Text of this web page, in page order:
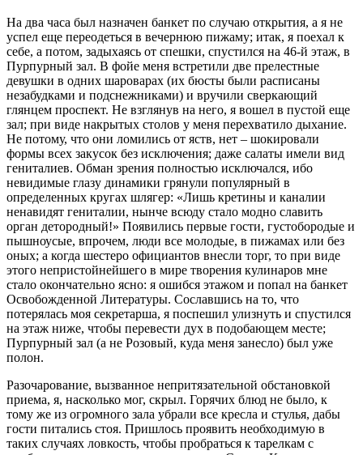
На два часа был назначен банкет по случаю открытия, а я не
успел еще переодеться в вечернюю пижаму; итак, я поехал к
себе, а потом, задыхаясь от спешки, спустился на 46-й этаж, в
Пурпурный зал. В фойе меня встретили две прелестные
девушки в одних шароварах (их бюсты были расписаны
незабудками и подснежниками) и вручили сверкающий
глянцем проспект. Не взглянув на него, я вошел в пустой еще
зал; при виде накрытых столов у меня перехватило дыхание.
Не потому, что они ломились от яств, нет – шокировали
формы всех закусок без исключения; даже салаты имели вид
гениталиев. Обман зрения полностью исключался, ибо
невидимые глазу динамики грянули популярный в
определенных кругах шлягер: «Лишь кретины и каналии
ненавидят гениталии, нынче всюду стало модно славить
орган детородный!» Появились первые гости, густобородые и
пышноусые, впрочем, люди все молодые, в пижамах или без
оных; а когда шестеро официантов внесли торг, то при виде
этого непристойнейшего в мире творения кулинаров мне
стало окончательно ясно: я ошибся этажом и попал на банкет
Освобожденной Литературы. Сославшись на то, что
потерялась моя секретарша, я поспешил улизнуть и спустился
на этаж ниже, чтобы перевести дух в подобающем месте;
Пурпурный зал (а не Розовый, куда меня занесло) был уже
полон.
Разочарование, вызванное непритязательной обстановкой
приема, я, насколько мог, скрыл. Горячих блюд не было, к
тому же из огромного зала убрали все кресла и стулья, дабы
гости питались стоя. Пришлось проявить необходимую в
таких случаях ловкость, чтобы пробраться к тарелкам с